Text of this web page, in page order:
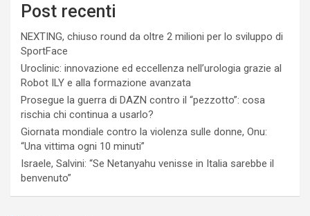
Post recenti
NEXTING, chiuso round da oltre 2 milioni per lo sviluppo di
SportFace
Uroclinic: innovazione ed eccellenza nell’urologia grazie al
Robot ILY e alla formazione avanzata
Prosegue la guerra di DAZN contro il “pezzotto”: cosa
rischia chi continua a usarlo?
Giornata mondiale contro la violenza sulle donne, Onu:
“Una vittima ogni 10 minuti”
Israele, Salvini: “Se Netanyahu venisse in Italia sarebbe il
benvenuto”